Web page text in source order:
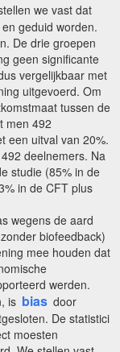
we vast dat
geduid worden.
De drie groepen
geen significante
vergelijkbaar met
uitgevoerd. Om
tussen de
men 492
een uitval van 20%.
deelnemers. Na
studie (85% in de
in de CFT plus
wegens de aard
biofeedback)
mee houden dat
werden.
is bias door
De statistici
moesten